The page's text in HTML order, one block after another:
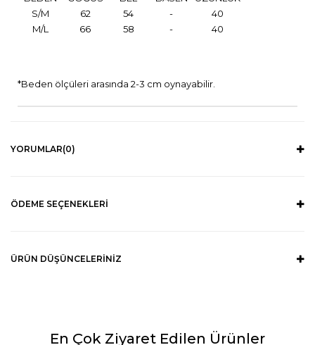
S/M
62 54 -
40
M/L
66 58 - 40
*Beden ölçüleri arasında 2-3 cm oynayabilir.
YORUMLAR(0)
ÖDEME SEÇENEKLERI
ÜRÜN DÜŞÜNCELERINIZ
En Çok Ziyaret Edilen Ürünler